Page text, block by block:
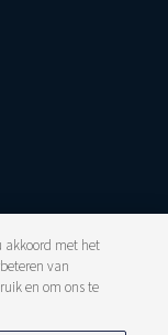
akkoord met het
van
en om ons te